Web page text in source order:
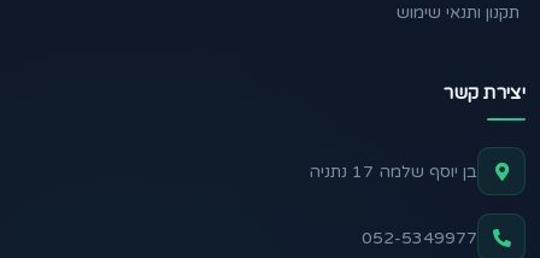
תקנון ותנאי שימוש
יצירת קשר
בן יוסף שלמה 17 נתניה
052-5349977